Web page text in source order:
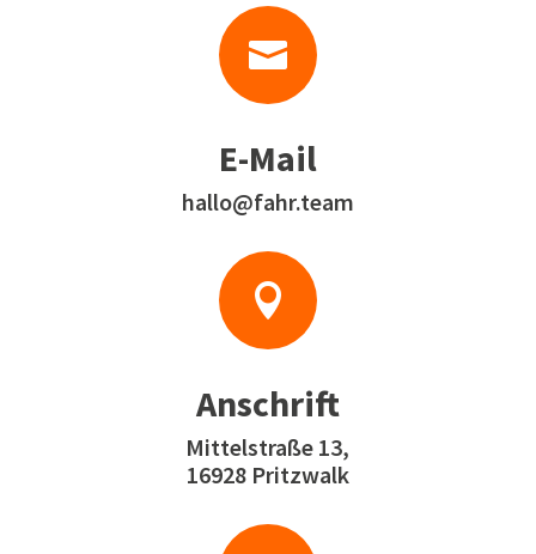

E-Mail
hallo@fahr.team

Anschrift
Mittelstraße 13,
16928 Pritzwalk